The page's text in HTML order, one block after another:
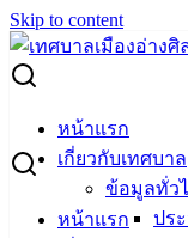
Skip to content
หน้าแรก
เกี่ยวกับเทศบาล
ข้อมูลทั่ว
ปร
หน้าแรก
Search for:
ผู้ชนะการเสนอราค
ผู้ชนะการเสน
สุนัขบ้า